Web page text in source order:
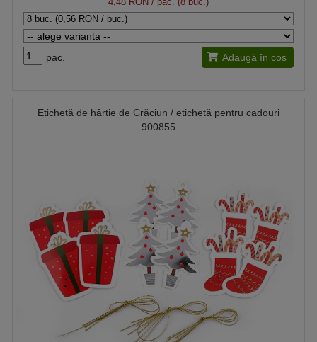
pac. Adaugă în coș
Etichetă de hârtie de Crăciun / etichetă pentru cadouri
900855